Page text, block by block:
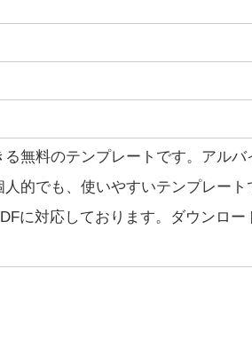
無料のテンプレートです。アルバ
的でも、使いやすいテンプレート
に対応しております。ダウンロー